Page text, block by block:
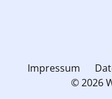
Impressum
© 2026